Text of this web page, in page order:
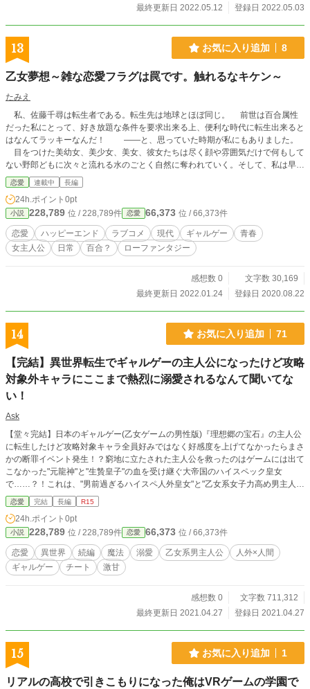
最終更新日 2022.05.12 登録日 2022.05.03
13 お気に入り追加 8
乙女夢想～雑な恋愛フラグは罠です。触れるなキケン～
たみえ
私、佐藤千尋は転生者である。転生先は地球とほぼ同じ。 前世は百合属性
だった私にとって、好き放題な条件を要求出来る上、便利な時代に転生出来ると
はなんてラッキーなんだ！ ――と、思っていた時期が私にもありました。
目をつけた美幼女、美少女、美女、彼女たちは尽く顔や雰囲気だけで何もして
ない野郎どもに次々と流れる水のごとく自然に奪われていく。そして、私は早々
に転生した世界の真理を悟った――。 「――ただのハーレム系ギャルゲーじゃ
ねーかこんちくしょおおおおおおおおー！」 なんか、思ってたのと違う。 ※
基本なろうで投稿してますが、読者の反応欲しさにこっちにも投稿しようと思
い、手を出します（切実 ※感想や評価が貰えると励みになります(>_<)面白い作
品作りの為、是非よろしくお願いします。
恋愛 連載中 長編
24h.ポイント 0pt
小説 228,789 位 / 228,789件 恋愛 66,373 位 / 66,373件
恋愛 ハッピーエンド ラブコメ 現代 ギャルゲー
青春
女主人公
日常 百合？ ローファンタジー
感想数 0
文字数 30,169
最終更新日 2022.01.24
登録日 2020.08.22
14 お気に入り追加 71
【完結】異世界転生でギャルゲーの主人公になったけど攻略
対象外キャラにここまで熱烈に溺愛されるなんて聞いてな
い！
Ask
【堂々完結】日本のギャルゲー(乙女ゲームの男性版)『理想郷の宝石』の主人公
に転生したけど攻略対象キャラ全員好みではなく好感度を上げてなかったらまさ
かの断罪イベント発生！？窮地に立たされた主人公を救ったのはゲームには出て
こなかった"元龍神"と"生贄皇子"の血を受け継ぐ大帝国のハイスペック皇女
で……？！これは、"男前過ぎるハイスペ人外皇女"と"乙女系女子力高め男主人
公"がお互いを溺愛しまくる話です※前作の登場人物、過去の話も出ますので宜
しければ見てください※前作とは作風一気に変わります※小説家になろう様でも
投稿しています※ 第1部→【完結】転生したらヒロインでも悪役令嬢でもなく世
界征服してる龍神の後継者だったのでこの世界の常識をぶっ壊してみようと思い
ます！
恋愛 完結 長編 R15
24h.ポイント 0pt
小説 228,789 位 / 228,789件 恋愛 66,373 位 / 66,373件
恋愛 異世界 続編 魔法 溺愛 乙女系男主人公
人外×人間
ギャルゲー
チート 激甘
感想数 0
文字数 711,312
最終更新日 2021.04.27
登録日 2021.04.27
15 お気に入り追加 1
リアルの高校で引きこもりになった俺はVRゲームの学園で